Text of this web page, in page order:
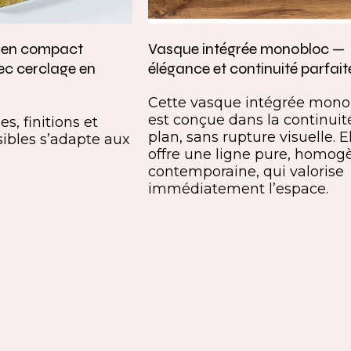
compact
cerclage en
finitions et
s’adapte aux
Vasque intégrée monobloc —
élégance et continuité
Cette vasque intégrée
est conçue dans la
plan, sans rupture visuelle.
offre une ligne pure,
contemporaine, qui valorise
immédiatement l’espace.